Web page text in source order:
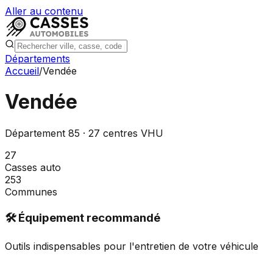
Aller au contenu
Départements
Accueil/Vendée
Vendée
Département 85 · 27 centres VHU
27
Casses auto
253
Communes
🛠️ Équipement recommandé
Outils indispensables pour l'entretien de votre véhicule